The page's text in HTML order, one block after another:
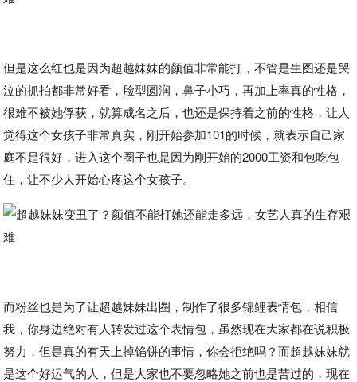
但是这么红也是因为超越妹妹的颜值非常能打，不管是生图还是哭
泣的抓拍都非常好看，脸型圆润，鼻子小巧，再加上率真的性格，
很难不被她俘获，就算成名之后，也还是保持着之前的性格，让人
觉得这个女孩子非常真实，刚开始参加101的时候，就表示自己家
庭不是很好，进入这个圈子也是因为刚开始的2000工资和包吃包
住，让不少人开始心疼这个女孩子。
而粉丝也是为了让超越妹妹出圈，制作了很多锦鲤表情包，相信
我，你身边绝对有人转发过这个表情包，虽然现在大家都在说积极
努力，但是真的有天上掉馅饼的事情，你会拒绝吗？而超越妹妹就
是这个好运气的人，但是大家也不要忽略她之前也是苦过的，现在